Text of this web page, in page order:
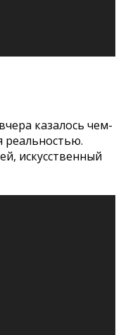
когда
организм
как бороться со